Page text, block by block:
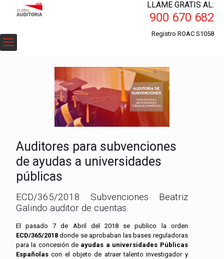
LLAME GRATIS AL:
900 670 682
Registro ROAC S1058
Auditores para subvenciones
de ayudas a universidades
públicas
ECD/365/2018 Subvenciones Beatriz
Galindo auditor de cuentas.
El pasado 7 de Abril del 2018 se publico la orden
ECD/365/2018donde se aprobaban las bases reguladoras
para la concesión de ayudas a universidades Públicas
Españolascon el objeto de atraer talento investigador y